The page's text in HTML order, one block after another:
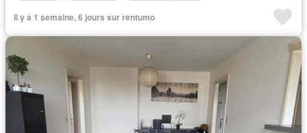
Il y a 1 semaine, 6 jours sur rentumo